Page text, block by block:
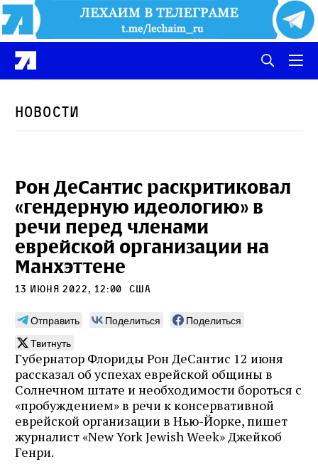
Новости
Рон ДеСантис раскритиковал
«гендерную идеологию» в
речи перед членами
еврейской организации на
Манхэттене
13 июня 2022, 12:00 сша
Отправить Поделиться
Поделиться
Твитнуть
Губернатор Флориды Рон ДеСантис 12 июня
рассказал об успехах еврейской общины в
Солнечном штате и необходимости бороться с
«пробуждением» в речи к консервативной
еврейской организации в Нью-Йорке, пишет
журналист «New York Jewish Week» Джейкоб
Генри.